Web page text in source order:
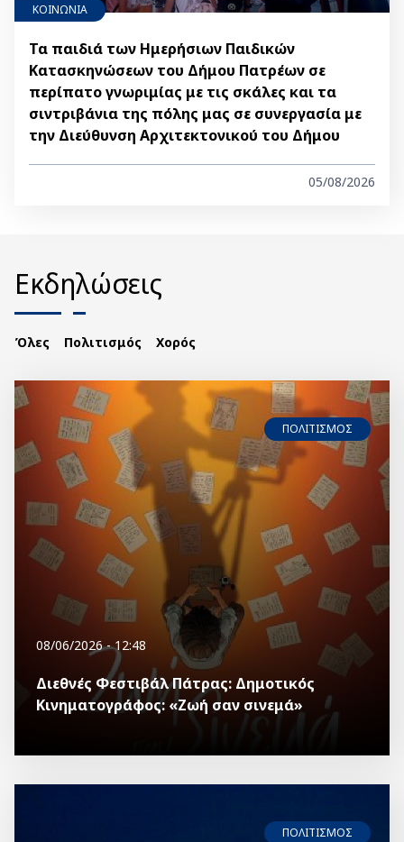
ΚΟΙΝΩΝΙΑ
Τα παιδιά των Ημερήσιων Παιδικών
Κατασκηνώσεων του Δήμου Πατρέων σε
περίπατο γνωριμίας με τις σκάλες και τα
σιντριβάνια της πόλης μας σε συνεργασία με
την Διεύθυνση Αρχιτεκτονικού του Δήμου
05/08/2026
Εκδηλώσεις
Όλες Πολιτισμός Χορός
ΠΟΛΙΤΙΣΜΟΣ
08/06/2026 - 12:48
Διεθνές Φεστιβάλ Πάτρας: Δημοτικός
Κινηματογράφος: «Ζωή σαν σινεμά»
ΠΟΛΙΤΙΣΜΟΣ